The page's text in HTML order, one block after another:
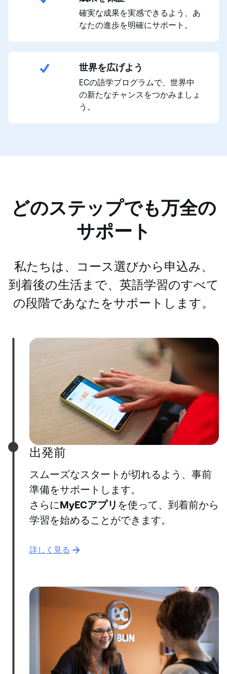
確実な成果を実感できるよう、あ
なたの進歩を明確にサポート。
世界を広げよう
ECの語学プログラムで、世界中
の新たなチャンスをつかみましょ
う。
どのステップでも万全の
サポート
私たちは、コース選びから申込み、
到着後の生活まで、英語学習のすべて
の段階であなたをサポートします。
出発前
スムーズなスタートが切れるよう、事前
準備をサポートします。
さらにMyECアプリ を使って、到着前から
学習を始めることができます。
詳しく見る